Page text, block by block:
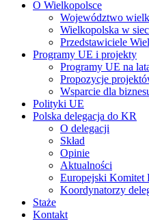
O Wielkopolsce
Województwo
Wielkopolska w
Przedstawiciele
Programy UE i projekty
Programy UE na
Propozycje
Wsparcie dla
Polityki UE
Polska delegacja do KR
O delegacji
Skład
Opinie
Aktualności
Europejski Komitet
Koordynatorzy
Staże
Kontakt